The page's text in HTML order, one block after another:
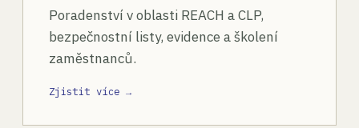
Poradenství v oblasti REACH a CLP,
bezpečnostní listy, evidence a školení
zaměstnanců.
Zjistit více →